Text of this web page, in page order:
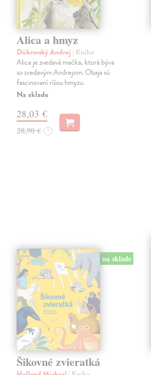
Alica a hmyz
Dúbravský Andrej | Kniha
Alica je zvedavá mačka, ktorá býva
so zvedavým Andrejom. Obaja sú
fascinovaní ríšou hmyzu.
Na sklade
28,03 €
28,90 € ?
na sklade
Šikovné zvieratká